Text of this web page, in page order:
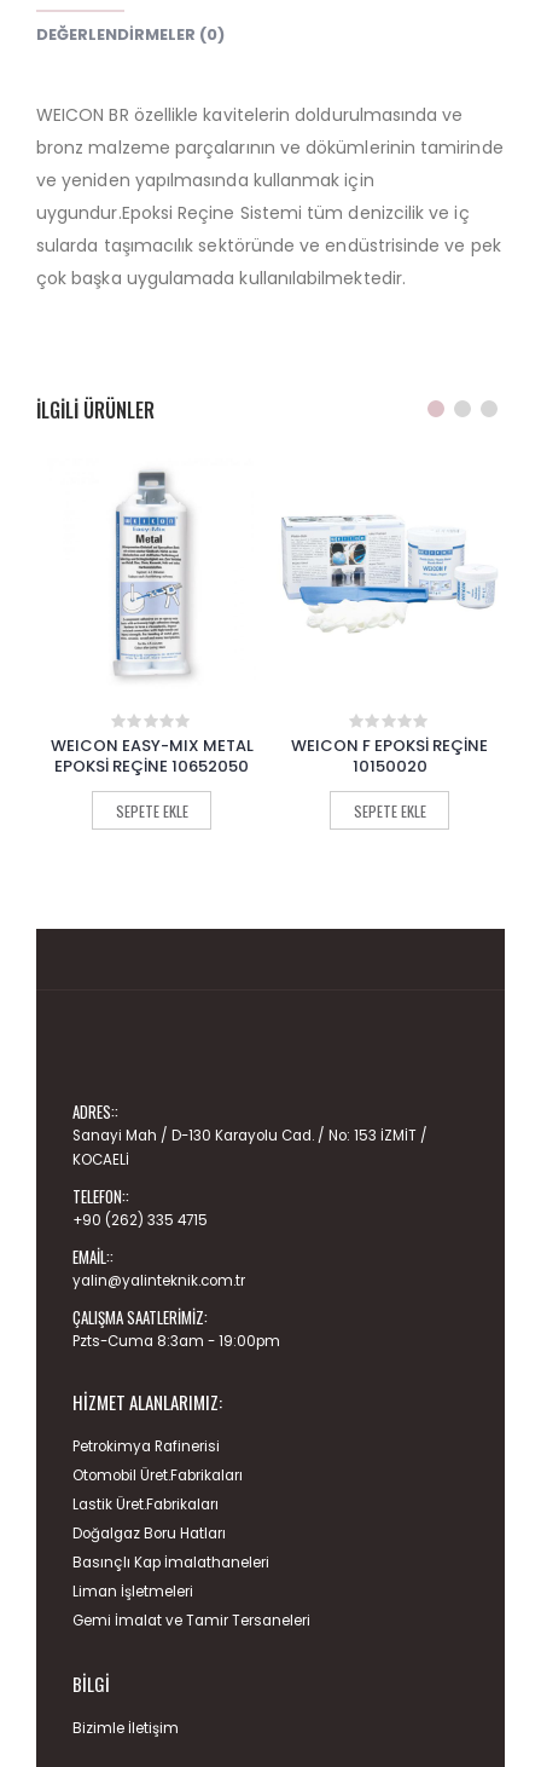
DEĞERLENDIRMELER (0)
WEICON BR özellikle kavitelerin doldurulmasında ve
bronz malzeme parçalarının ve dökümlerinin tamirinde
ve yeniden yapılmasında kullanmak için
uygundur.Epoksi Reçine Sistemi tüm denizcilik ve iç
sularda taşımacılık sektöründe ve endüstrisinde ve pek
çok başka uygulamada kullanılabilmektedir.
ILGILI ÜRÜNLER
0
out
of
5
WEICON F EPOKSİ REÇİNE
10150020
SEPETE EKLE
0
out
of
5
WEICON ALÜMİNYUM SPREY
A-100 11050400
SEPETE EKLE
ADRES::
Sanayi Mah / D-130 Karayolu Cad. / No: 153 İZMİT /
KOCAELİ
TELEFON::
+90 (262) 335 4715
EMAIL::
yalin@yalinteknik.com.tr
ÇALIŞMA SAATLERIMIZ:
Pzts-Cuma 8:3am - 19:00pm
HIZMET ALANLARIMIZ:
Petrokimya Rafinerisi
Otomobil Üret.Fabrikaları
Lastik Üret.Fabrikaları
Doğalgaz Boru Hatları
Basınçlı Kap İmalathaneleri
Liman İşletmeleri
Gemi İmalat ve Tamir Tersaneleri
BILGI
Bizimle İletişim